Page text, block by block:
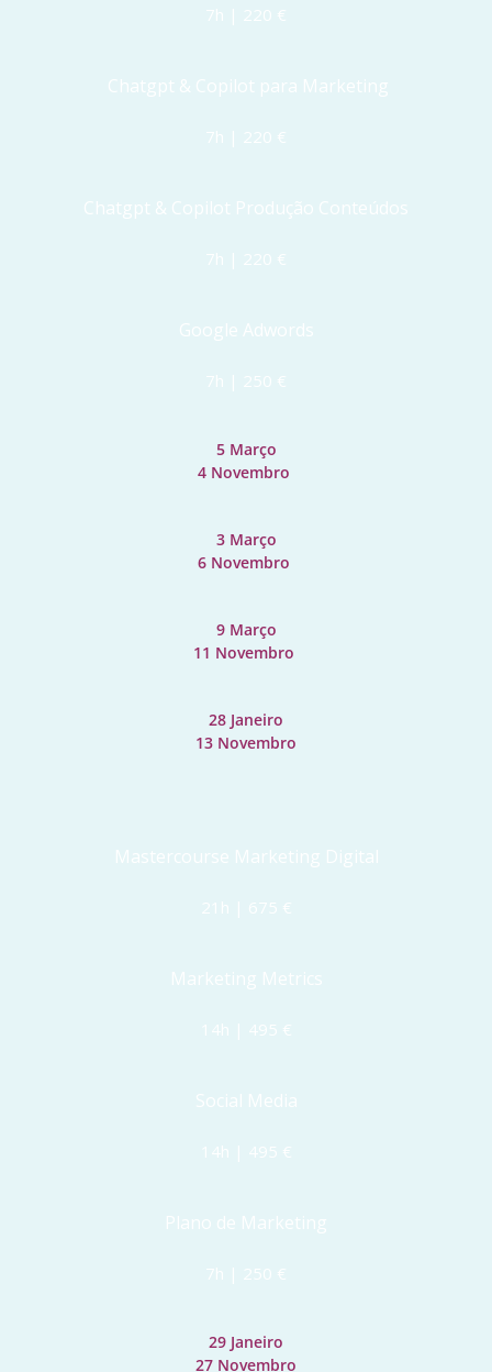
7h | 220 €
Chatgpt & Copilot para Marketing
7h | 220 €
Chatgpt & Copilot Produção Conteúdos
7h | 220 €
Google Adwords
7h | 250 €
5 Março
4 Novembro
3 Março
6 Novembro
9 Março
11 Novembro
28 Janeiro
13 Novembro
Mastercourse Marketing Digital
21h | 675 €
Marketing Metrics
14h | 495 €
Social Media
14h | 495 €
Plano de Marketing
7h | 250 €
29 Janeiro
27 Novembro